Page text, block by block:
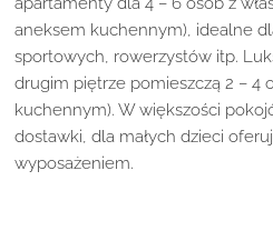
aneksem kuchennym), idealne
sportowych, rowerzystów itp.
drugim piętrze pomieszczą 2 – 4
kuchennym). W większości
dostawki, dla małych dzieci
wyposażeniem.